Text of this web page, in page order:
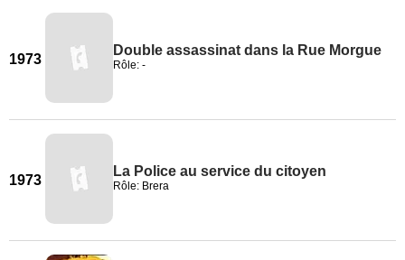
1973
Double assassinat dans la Rue Morgue
Rôle: -
1973
La Police au service du citoyen
Rôle: Brera